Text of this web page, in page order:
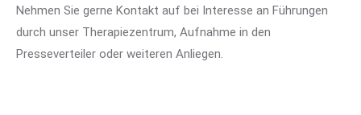
Nehmen Sie gerne Kontakt auf bei Interesse an Führungen
durch unser Therapiezentrum, Aufnahme in den
Presseverteiler oder weiteren Anliegen.